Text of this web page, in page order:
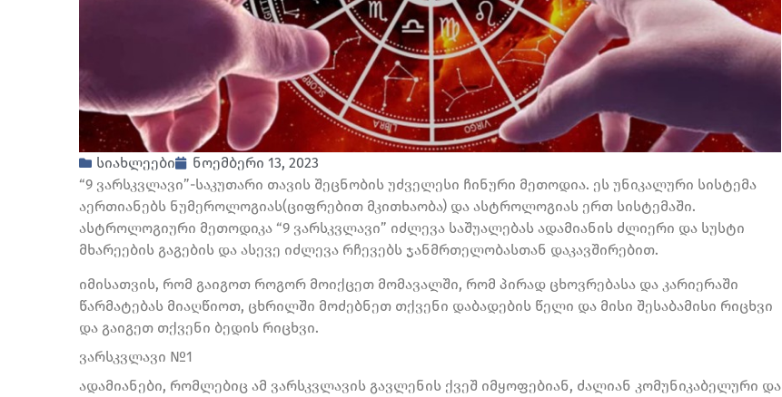
სიახლეები
ნოემბერი 13, 2023
“9 ვარსკვლავი”-საკუთარი თავის შეცნობის უძველესი ჩინური მეთოდია. ეს უნიკალური სისტემა
აერთიანებს ნუმეროლოგიას(ციფრებით მკითხაობა) და ასტროლოგიას ერთ სისტემაში.
ასტროლოგიური მეთოდიკა “9 ვარსკვლავი” იძლევა საშუალებას ადამიანის ძლიერი და სუსტი
მხარეების გაგების და ასევე იძლევა რჩევებს ჯანმრთელობასთან დაკავშირებით.
იმისათვის, რომ გაიგოთ როგორ მოიქცეთ მომავალში, რომ პირად ცხოვრებასა და კარიერაში
წარმატებას მიაღწიოთ, ცხრილში მოძებნეთ თქვენი დაბადების წელი და მისი შესაბამისი რიცხვი
და გაიგეთ თქვენი ბედის რიცხვი.
ვარსკვლავი №1
ადამიანები, რომლებიც ამ ვარსკვლავის გავლენის ქვეშ იმყოფებიან, ძალიან კომუნიკაბელური და